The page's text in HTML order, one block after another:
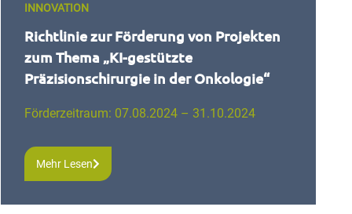
INNOVATION
Richtlinie zur Förderung von Projekten
zum Thema „KI-gestützte
Präzisionschirurgie in der Onkologie“
Förderzeitraum: 07.08.2024 – 31.10.2024
Mehr Lesen